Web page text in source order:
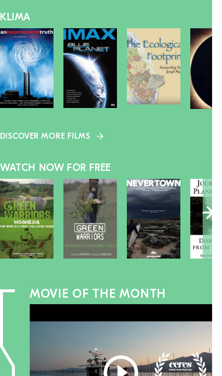
KLIMA
DISCOVER MORE FILMS
WATCH NOW FOR FREE
MOVIE OF THE MONTH